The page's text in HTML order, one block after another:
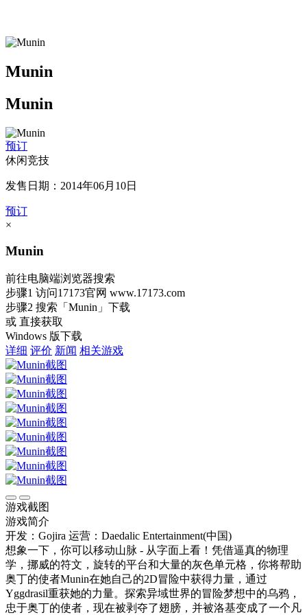
Munin
Munin
预订
休闲竞技
发售日期：2014年06月10日
预订
×
Munin
前往电脑端浏览器搜索
步骤1 访问17173官网 www.17173.com
步骤2 搜索 「Munin」 下载
或 直接获取
Windows 版下载
详细 评价 新闻 相关游戏
游戏截图
游戏简介
开发：Gojira 运营：Daedalic Entertainment(中国)
想象一下，你可以移动山脉 - 从字面上看！凭借逼真的物理
学，挪威的符文，旋转的平台和大量的灰色单元格，你将帮助
奥丁的使者Munin在她自己的2D冒险中获得力量，通过
Yggdrasil重获她的力量。探索异域世界的冒险梦想中的乌鸦，
忠于奥丁的使者，现在被剥夺了翅膀，并被洛基变成了一个凡